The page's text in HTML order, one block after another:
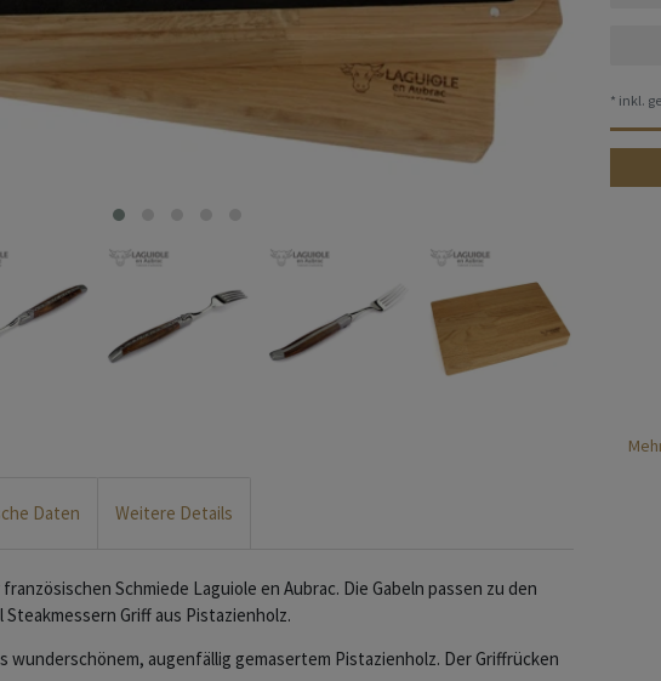
* inkl.
Daten Weitere Details
Schmiede Laguiole en Aubrac. Die Gabeln passen zu den
Griff aus Pistazienholz.
wunderschönem, augenfällig gemasertem Pistazienholz. Der Griffrücken